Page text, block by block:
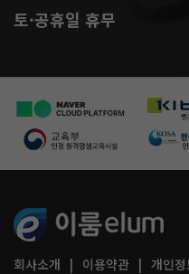
토·공휴일 휴무
회사소개 이용약관 개인